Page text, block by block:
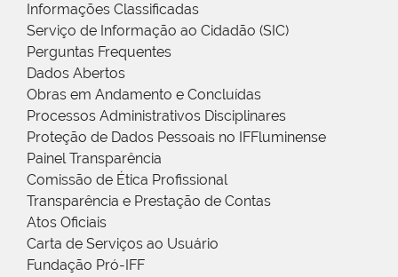
Informações Classificadas
Serviço de Informação ao Cidadão (SIC)
Perguntas Frequentes
Dados Abertos
Obras em Andamento e Concluídas
Processos Administrativos Disciplinares
Proteção de Dados Pessoais no IFFluminense
Painel Transparência
Comissão de Ética Profissional
Transparência e Prestação de Contas
Atos Oficiais
Carta de Serviços ao Usuário
Fundação Pró-IFF